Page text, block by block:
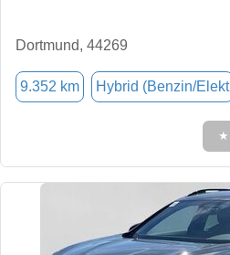
Dortmund, 44269
9.352 km Hybrid (Benzin/Elekt
★